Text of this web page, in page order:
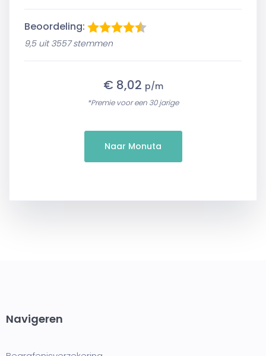
Beoordeling:
9,5 uit 3557 stemmen
€ 8,02 p/m
*Premie voor een 30 jarige
Naar Monuta
Navigeren